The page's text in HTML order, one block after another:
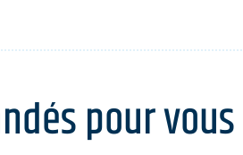
pour vous